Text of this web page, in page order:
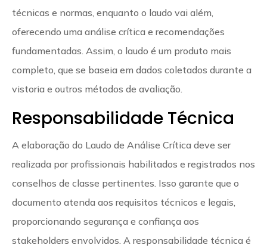
técnicas e normas, enquanto o laudo vai além,
oferecendo uma análise crítica e recomendações
fundamentadas. Assim, o laudo é um produto mais
completo, que se baseia em dados coletados durante a
vistoria e outros métodos de avaliação.
Responsabilidade Técnica
A elaboração do Laudo de Análise Crítica deve ser
realizada por profissionais habilitados e registrados nos
conselhos de classe pertinentes. Isso garante que o
documento atenda aos requisitos técnicos e legais,
proporcionando segurança e confiança aos
stakeholders envolvidos. A responsabilidade técnica é